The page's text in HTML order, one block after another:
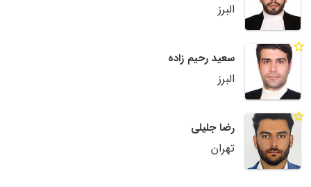
البرز
سعید رحیم زاده
البرز
رضا جلیلی
تهران